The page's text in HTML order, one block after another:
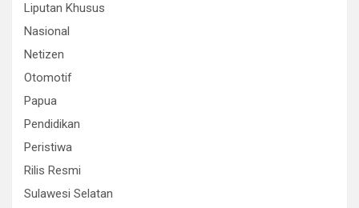
Liputan Khusus
Nasional
Netizen
Otomotif
Papua
Pendidikan
Peristiwa
Rilis Resmi
Sulawesi Selatan